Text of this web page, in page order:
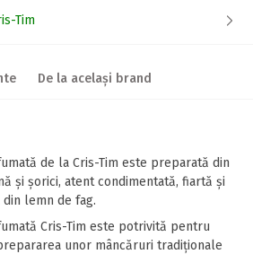
Tim
De la același brand
de la Cris-Tim este preparată din
și șorici, atent condimentată, fiartă și
lemn de fag.
Cris-Tim este potrivită pentru
unor mâncăruri tradiționale